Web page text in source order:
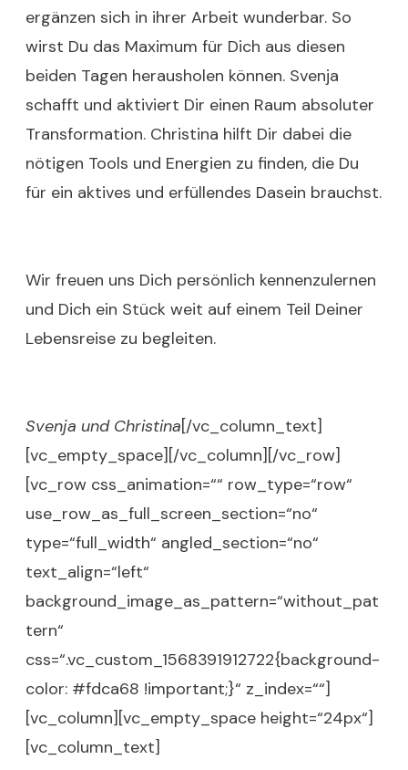
ergänzen sich in ihrer Arbeit wunderbar. So
wirst Du das Maximum für Dich aus diesen
beiden Tagen herausholen können. Svenja
schafft und aktiviert Dir einen Raum absoluter
Transformation. Christina hilft Dir dabei die
nötigen Tools und Energien zu finden, die Du
für ein aktives und erfüllendes Dasein brauchst.
Wir freuen uns Dich persönlich kennenzulernen
und Dich ein Stück weit auf einem Teil Deiner
Lebensreise zu begleiten.
Svenja und Christina[/vc_column_text]
[vc_empty_space][/vc_column][/vc_row]
[vc_row css_animation=““ row_type=“row“
use_row_as_full_screen_section=“no“
type=“full_width“ angled_section=“no“
text_align=“left“
background_image_as_pattern=“without_pat
tern“
css=“.vc_custom_1568391912722{background-
color: #fdca68 !important;}“ z_index=““]
[vc_column][vc_empty_space height=“24px“]
[vc_column_text]